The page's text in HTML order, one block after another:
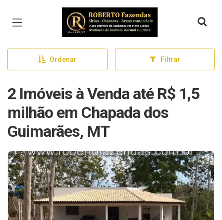
Página inicial
Ordenar Filtrar
2 Imóveis à Venda até R$ 1,5
milhão em Chapada dos
Guimarães, MT